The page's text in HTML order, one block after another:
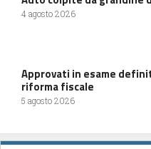
4 agosto 2026
Approvati in esame
riforma fiscale
5 agosto 2026